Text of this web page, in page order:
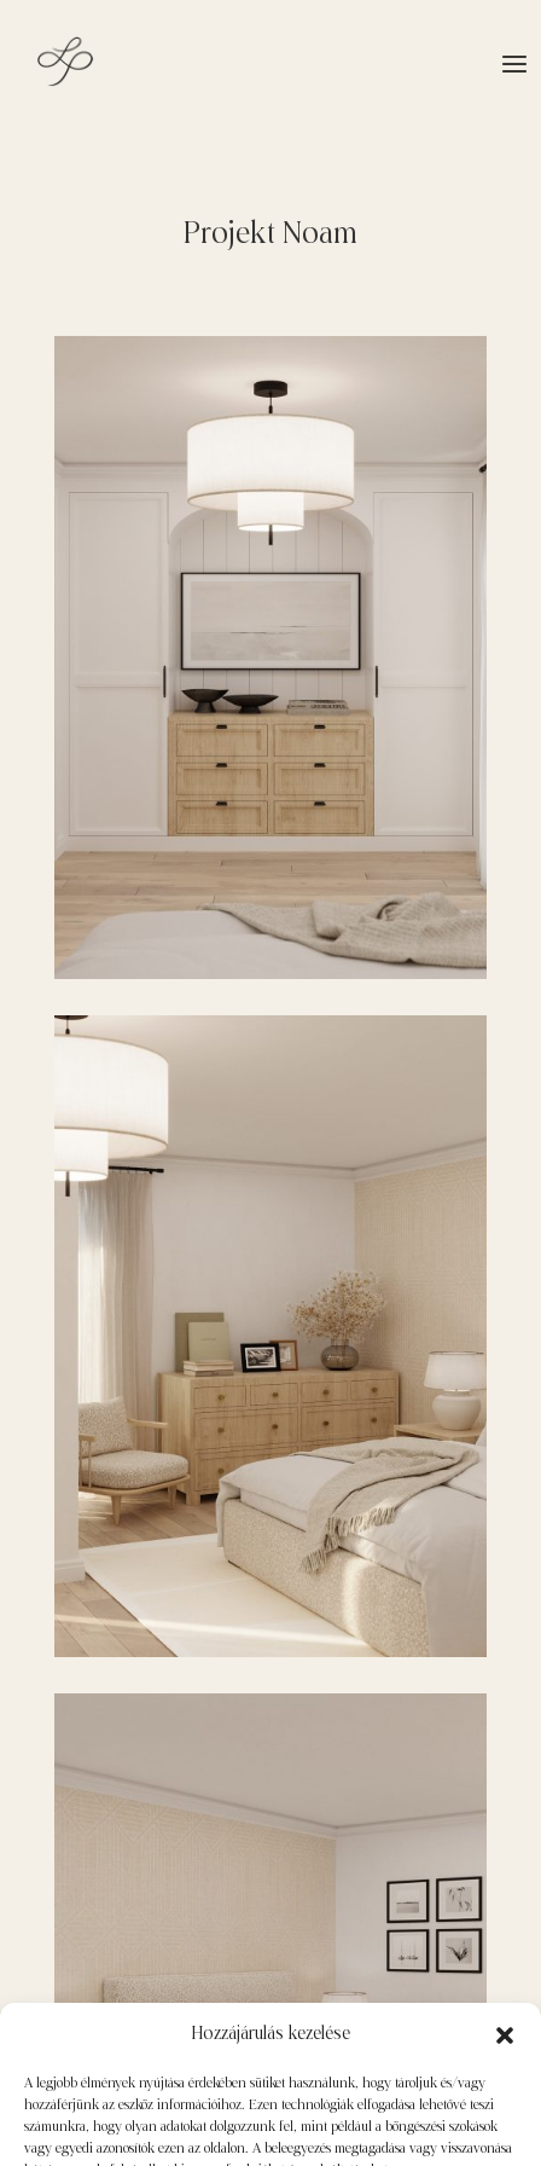
Hozzájárulás kezelése
A legjobb élmények nyújtása érdekében sütiket használunk, hogy tároljuk és/vagy
hozzáférjünk az eszköz információihoz. Ezen technológiák elfogadása lehetővé teszi
számunkra, hogy olyan adatokat dolgozzunk fel, mint például a böngészési szokások
vagy egyedi azonosítók ezen az oldalon. A beleegyezés megtagadása vagy visszavonása
Projekt Noam